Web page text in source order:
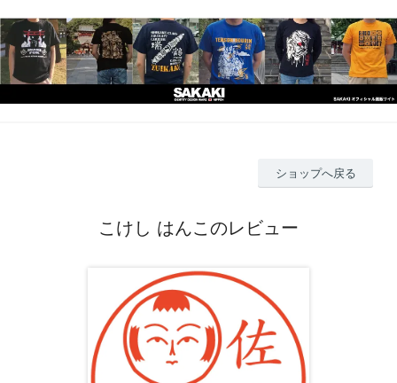
ショップへ戻る
こけし はんこのレビュー